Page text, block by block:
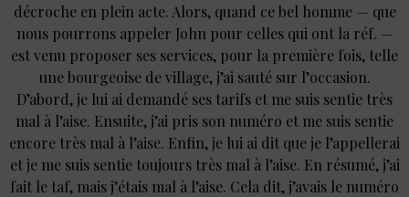
décroche en plein acte. Alors, quand ce bel homme — que
nous pourrons appeler John pour celles qui ont la réf. —
est venu proposer ses services, pour la première fois, telle
une bourgeoise de village, j’ai sauté sur l’occasion.
D’abord, je lui ai demandé ses tarifs et me suis sentie très
mal à l’aise. Ensuite, j’ai pris son numéro et me suis sentie
encore très mal à l’aise. Enfin, je lui ai dit que je l’appellerai
et je me suis sentie toujours très mal à l’aise. En résumé, j’ai
fait le taf, mais j’étais mal à l’aise. Cela dit, j’avais le numéro